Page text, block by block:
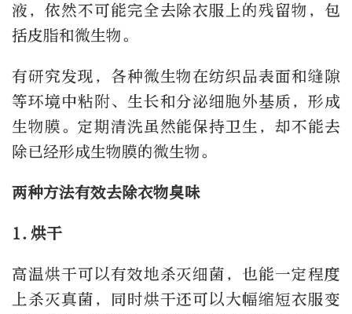
液，依然不可能完全去除衣服上的残留物，包
括皮脂和微生物。
有研究发现，各种微生物在纺织品表面和缝隙
等环境中粘附、生长和分泌细胞外基质，形成
生物膜。定期清洗虽然能保持卫生，却不能去
除已经形成生物膜的微生物。
两种方法有效去除衣物臭味
1.烘干
高温烘干可以有效地杀灭细菌，也能一定程度
上杀灭真菌，同时烘干还可以大幅缩短衣服变